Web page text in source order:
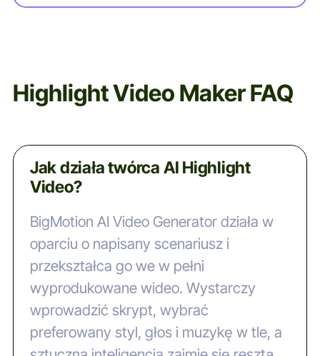
Highlight Video Maker FAQ
Jak działa twórca AI Highlight
Video?
BigMotion AI Video Generator działa w
oparciu o napisany scenariusz i
przekształca go we w pełni
wyprodukowane wideo. Wystarczy
wprowadzić skrypt, wybrać
preferowany styl, głos i muzykę w tle, a